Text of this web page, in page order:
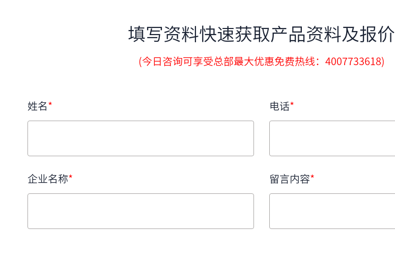
填写资料快速获取产品资料及报价
(今日咨询可享受总部最大优惠免费热线：4007733618)
姓名 * 电话*
企业名称* 留言内容*